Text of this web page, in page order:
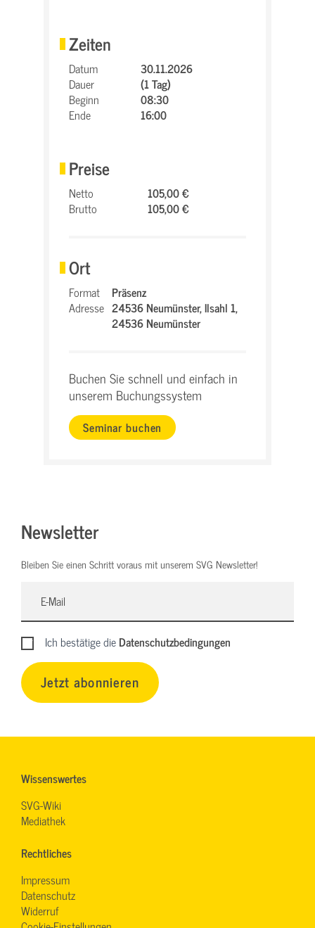
Zeiten
Datum
30.11.2026
Dauer
(1 Tag)
Beginn
08:30
Ende
16:00
Preise
Netto
105,00 €
Brutto
105,00 €
Ort
Format
Präsenz
Adresse 24536 Neumünster,Ilsahl 1,
24536 Neumünster
Buchen Sie schnell und einfach in
unserem Buchungssystem
Seminar buchen
Newsletter
Bleiben Sie einen Schritt voraus mit unserem SVG Newsletter!
Ich bestätige dieDatenschutzbedingungen
Jetzt abonnieren
Wissenswertes
SVG-Wiki
Mediathek
Rechtliches
Impressum
Datenschutz
Widerruf